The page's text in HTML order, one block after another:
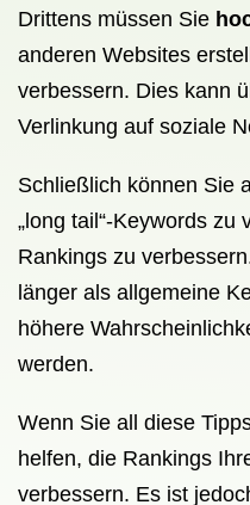
Drittens müssen Sie
anderen Websites
verbessern. Dies kann
Verlinkung auf soziale
Schließlich können Sie
„long tail“-Keywords zu
Rankings zu
länger als allgemeine
höhere
werden.
Wenn Sie all diese
helfen, die Rankings
verbessern. Es ist